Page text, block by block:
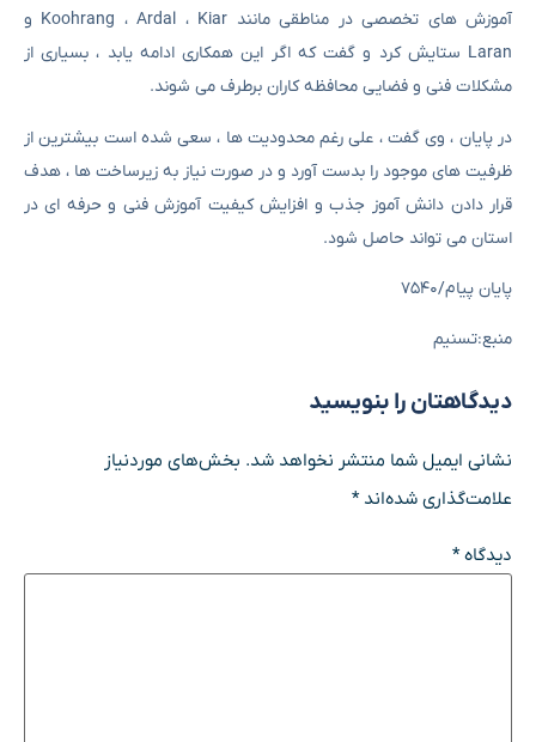
آموزش های تخصصی در مناطقی مانند Koohrang ، Ardal ، Kiar و
Laran ستایش کرد و گفت که اگر این همکاری ادامه یابد ، بسیاری از
مشکلات فنی و فضایی محافظه کاران برطرف می شوند.
در پایان ، وی گفت ، علی رغم محدودیت ها ، سعی شده است بیشترین از
ظرفیت های موجود را بدست آورد و در صورت نیاز به زیرساخت ها ، هدف
قرار دادن دانش آموز جذب و افزایش کیفیت آموزش فنی و حرفه ای در
استان می تواند حاصل شود.
پایان پیام/۷۵۴۰
منبع:تسنیم
دیدگاهتان را بنویسید
نشانی ایمیل شما منتشر نخواهد شد. بخش‌های موردنیاز
علامت‌گذاری شده‌اند*
دیدگاه*